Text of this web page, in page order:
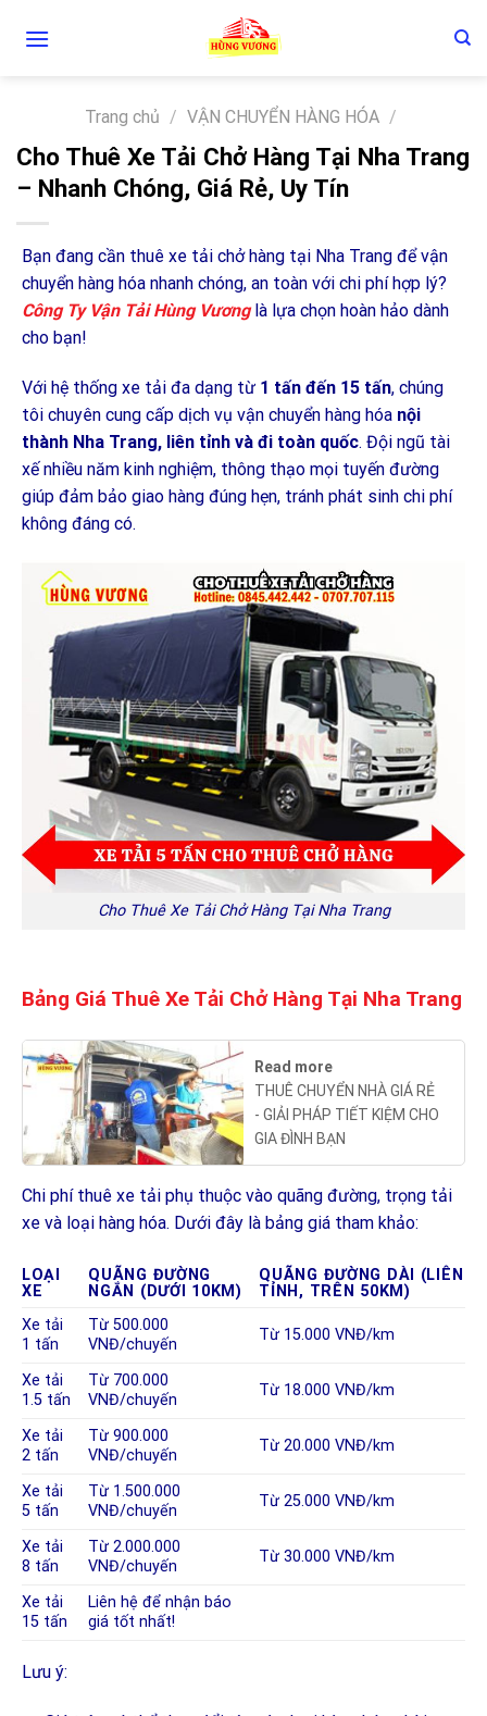
Trang chủ / VẬN CHUYỂN HÀNG HÓA /
Cho Thuê Xe Tải Chở Hàng Tại Nha Trang
– Nhanh Chóng, Giá Rẻ, Uy Tín
Bạn đang cần thuê xe tải chở hàng tại Nha Trang để vận
chuyển hàng hóa nhanh chóng, an toàn với chi phí hợp lý?
Công Ty Vận Tải Hùng Vươnglà lựa chọn hoàn hảo dành
cho bạn!
Với hệ thống xe tải đa dạng từ 1 tấn đến 15 tấn, chúng
tôi chuyên cung cấp dịch vụ vận chuyển hàng hóa nội
thành Nha Trang, liên tỉnh và đi toàn quốc. Đội ngũ tài
xế nhiều năm kinh nghiệm, thông thạo mọi tuyến đường
giúp đảm bảo giao hàng đúng hẹn, tránh phát sinh chi phí
không đáng có.
Cho Thuê Xe Tải Chở Hàng Tại Nha Trang
Bảng Giá Thuê Xe Tải Chở Hàng Tại Nha Trang
Read more
THUÊ CHUYỂN NHÀ GIÁ RẺ
- GIẢI PHÁP TIẾT KIỆM CHO
GIA ĐÌNH BẠN
Chi phí thuê xe tải phụ thuộc vào quãng đường, trọng tải
xe và loại hàng hóa. Dưới đây là bảng giá tham khảo:
LOẠI
XE
QUÃNG ĐƯỜNG
NGẮN (DƯỚI 10KM)
QUÃNG ĐƯỜNG DÀI (LIÊN
TỈNH, TRÊN 50KM)
Xe tải
1 tấn
Từ 500.000
VNĐ/chuyến
Từ 15.000 VNĐ/km
Xe tải
1.5 tấn
Từ 700.000
VNĐ/chuyến
Từ 18.000 VNĐ/km
Xe tải
2 tấn
Từ 900.000
VNĐ/chuyến
Từ 20.000 VNĐ/km
Xe tải
5 tấn
Từ 1.500.000
VNĐ/chuyến
Từ 25.000 VNĐ/km
Xe tải
8 tấn
Từ 2.000.000
VNĐ/chuyến
Từ 30.000 VNĐ/km
Xe tải
15 tấn
Liên hệ để nhận báo
giá tốt nhất!
Lưu ý: